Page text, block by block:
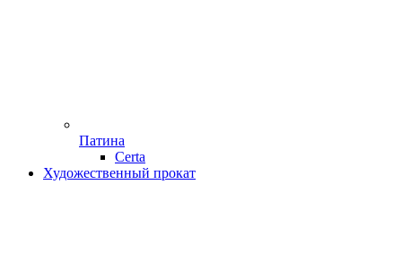
Патина
Certa
Художественный прокат